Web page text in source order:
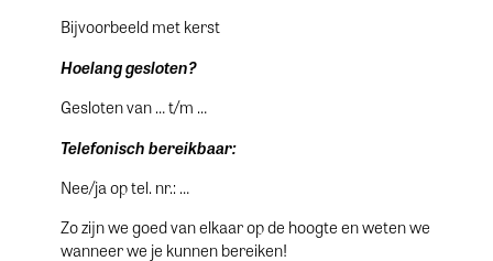
Bijvoorbeeld met kerst
Hoelang gesloten?
Gesloten van … t/m …
Telefonisch bereikbaar:
Nee/ja op tel. nr.: …
Zo zijn we goed van elkaar op de hoogte en weten we
wanneer we je kunnen bereiken!